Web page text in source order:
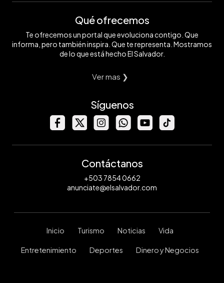
Qué ofrecemos
Te ofrecemos un portal que evoluciona contigo. Que
informa, pero también inspira. Que te representa. Mostramos
de lo que está hecho El Salvador.
Ver mas ❯
Síguenos
Contáctanos
+503 7854 0662
anunciate@elsalvador.com
Inicio Turismo Noticias Vida
Entretenimiento Deportes Dinero y Negocios